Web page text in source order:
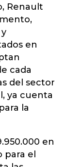
Renault
en
cada
del sector
ya cuenta
la
en
el